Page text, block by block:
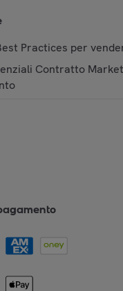
Practices per
Contratto